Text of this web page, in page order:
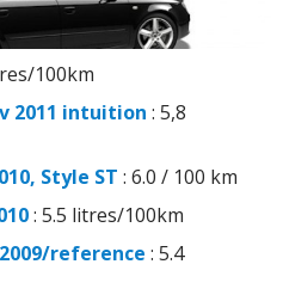
100km
2011 intuition : 5,8
Style ST : 6.0 / 100 km
: 5.5 litres/100km
reference : 5.4